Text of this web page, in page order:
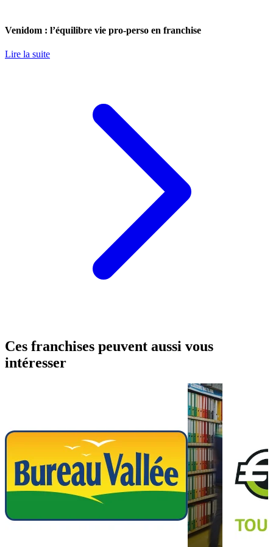
Venidom : l’équilibre vie pro-perso en franchise
Lire la suite
Ces franchises peuvent aussi vous
intéresser